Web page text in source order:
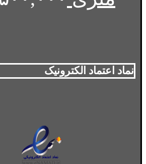
نماد اعتماد الکترونیک